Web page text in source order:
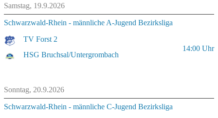
Samstag, 19.9.2026
Schwarzwald-Rhein - männliche A-Jugend Bezirksliga
TV Forst 2
HSG Bruchsal/Untergrombach
14:00 Uhr
Sonntag, 20.9.2026
Schwarzwald-Rhein - männliche C-Jugend Bezirksliga